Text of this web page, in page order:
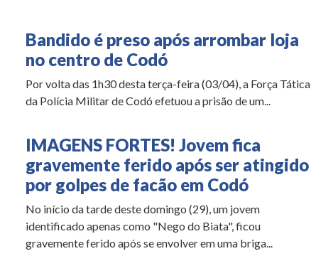
Bandido é preso após arrombar loja
no centro de Codó
Por volta das 1h30 desta terça-feira (03/04), a Força Tática
da Polícia Militar de Codó efetuou a prisão de um...
IMAGENS FORTES! Jovem fica
gravemente ferido após ser atingido
por golpes de facão em Codó
No início da tarde deste domingo (29), um jovem
identificado apenas como "Nego do Biata", ficou
gravemente ferido após se envolver em uma briga...